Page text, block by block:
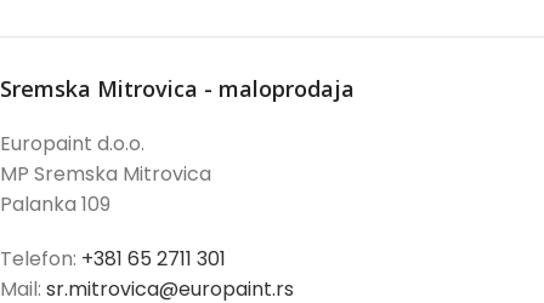
Sremska Mitrovica - maloprodaja
Europaint d.o.o.
MP Sremska Mitrovica
Palanka 109
Telefon: +381 65 2711 301
Mail: sr.mitrovica@europaint.rs